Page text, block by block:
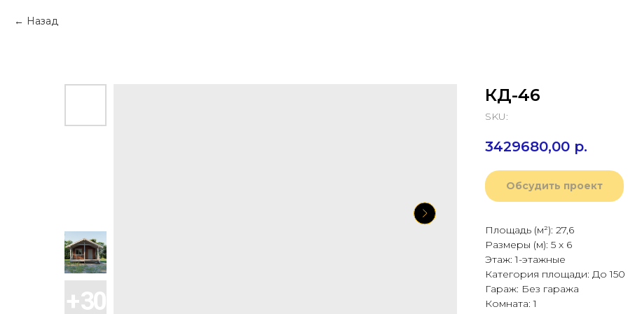
Назад
КД-46
SKU:
3429680,00 р.
Обсудить проект
Площадь (м²): 27,6
Размеры (м): 5 х 6
Этаж: 1-этажные
Категория площади: До 150
Гараж: Без гаража
Комната: 1